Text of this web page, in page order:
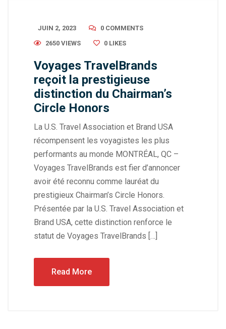
JUIN 2, 2023
0 COMMENTS
2650 VIEWS
0 LIKES
Voyages TravelBrands
reçoit la prestigieuse
distinction du Chairman’s
Circle Honors
La U.S. Travel Association et Brand USA
récompensent les voyagistes les plus
performants au monde MONTRÉAL, QC –
Voyages TravelBrands est fier d’annoncer
avoir été reconnu comme lauréat du
prestigieux Chairman’s Circle Honors.
Présentée par la U.S. Travel Association et
Brand USA, cette distinction renforce le
statut de Voyages TravelBrands […]
Read More